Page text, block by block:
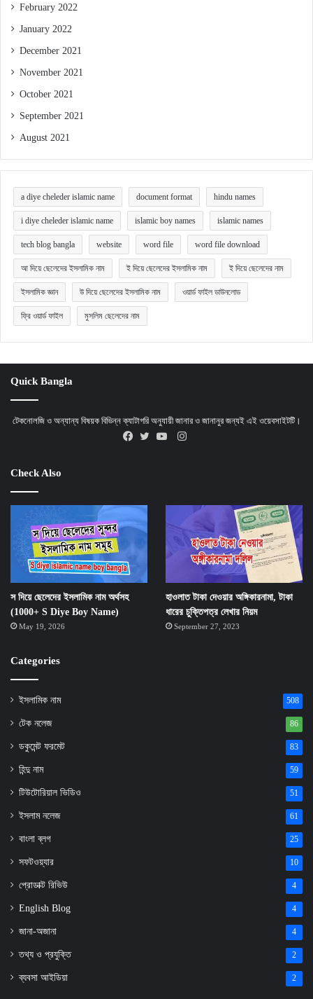
February 2022
January 2022
December 2021
November 2021
October 2021
September 2021
August 2021
a diye cheleder islamic name document format hindu names
i diye cheleder islamic name islamic boy names islamic names
tech blog bangla website word file word file download
আ দিয়ে ছেলেদের ইসলামিক নাম ই দিয়ে ছেলেদের ইসলামিক নাম ই দিয়ে ছেলেদের নাম
ইসলামিক জ্ঞান উ দিয়ে ছেলেদের ইসলামিক নাম ওয়ার্ড ফাইল ডাউনলোড
ফ্রি ওয়ার্ড ফাইল মুসলিম ছেলেদের নাম
Quick Bangla
টেকনোলজি ও অন্যান্য বিষয়ক বিভিন্ন ক্যাটাগরি অনুযায়ী জানার ও জানানুর জন্যই এই ওয়েবসাইটটি।
Instagram
Check Also
স দিয়ে ছেলেদের ইসলামিক নাম অর্থসহ
(1000+ S Diye Boy Name)
May 19, 2026
হাওলাত টাকা দেওয়ার অঙ্গিকারনামা, টাকা
ধারের চুক্তিপত্র লেখার নিয়ম
September 27, 2023
Categories
ইসলামিক নাম 508
টেক নলেজ 86
ডকুমেন্ট ফরমেট 83
হিন্দু নাম 59
টিউটোরিয়াল ভিডিও 51
ইসলাম নলেজ 61
বাংলা ব্লগ 25
সফটওয়্যার 10
প্রোডাক্ট রিভিউ 4
English Blog 4
জানা-অজানা 4
তথ্য ও প্রযুক্তি 2
ব্যবসা আইডিয়া 2